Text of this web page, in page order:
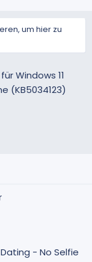
um hier zu
Windows 11
(KB5034123)
- No Selfie